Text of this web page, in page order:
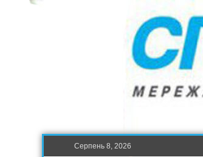
Серпень 8, 2026